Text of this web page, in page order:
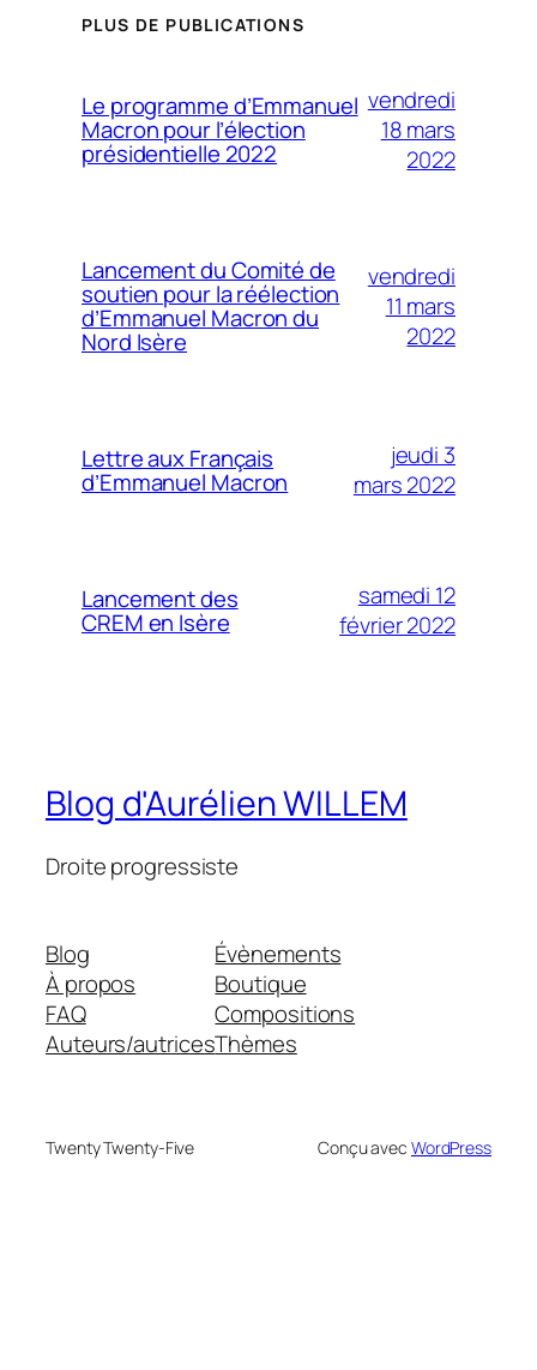
PLUS DE PUBLICATIONS
Le programme d’Emmanuel
Macron pour l’élection
présidentielle 2022
vendredi
18 mars
2022
Lancement du Comité de
soutien pour la réélection
d’Emmanuel Macron du
Nord Isère
vendredi
11 mars
2022
Lettre aux Français
d’Emmanuel Macron
jeudi 3
mars 2022
Lancement des
CREM en Isère
samedi 12
février 2022
Blog d'Aurélien WILLEM
Droite progressiste
Blog
À propos
FAQ
Auteurs/autrices
Évènements
Boutique
Compositions
Thèmes
Twenty Twenty-Five Conçu avec WordPress